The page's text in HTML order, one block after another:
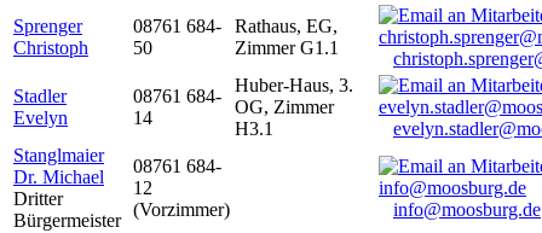
Sprenger
Christoph
08761 684-
50
Rathaus, EG,
Zimmer G1.1
Stadler
Evelyn
08761 684-
14
Huber-Haus, 3.
OG, Zimmer
H3.1
Stanglmaier
Dr. Michael
Dritter
Bürgermeister
08761 684-
12
(Vorzimmer)
info@moosburg.de